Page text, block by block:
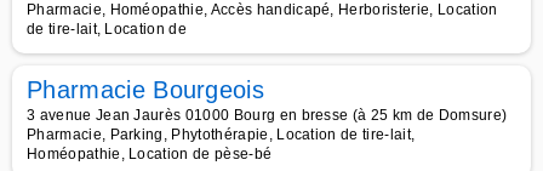
Pharmacie, Homéopathie, Accès handicapé, Herboristerie, Location
de tire-lait, Location de
Pharmacie Bourgeois
3 avenue Jean Jaurès 01000 Bourg en bresse (à 25 km de Domsure)
Pharmacie, Parking, Phytothérapie, Location de tire-lait,
Homéopathie, Location de pèse-bé